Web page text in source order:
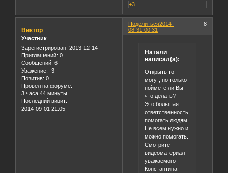
+3
Поделиться 8
2014-
08-31 00:31
Виктор
Участник
Зарегистрирован: 2013-12-14
Приглашений: 0
Сообщений: 6
Уважение: -3
Позитив: 0
Провел на форуме:
3 часа 44 минуты
Последний визит:
2014-09-01 21:05
Натали
написал(а):
Открыть то
могут, но только
поймете ли Вы
что делать?
Это большая
ответственность,
помогать людям.
Не всем нужно и
можно помогать.
Смотрите
видеоматериал
уважаемого
Константина